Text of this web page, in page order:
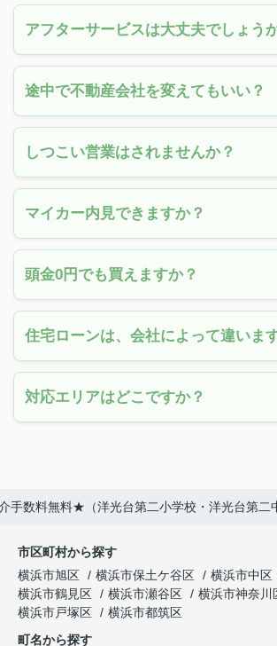
アフターサービスは大丈夫でしょう
途中で不動産会社を変えてもいい？
しつこい営業はされませんか？
マイカー内見できますか？
頭金0円でも買えますか？
住宅ローンは、会社によって違いま
対応エリアはどこですか？
数料無料★（洋光台第二小学校・洋光台第二
市区町村から探す
横浜市旭区
横浜市保土ケ谷区 横浜市中区
横浜市鶴見区
横浜市瀬谷区 横浜市神奈川
横浜市戸塚区
横浜市都筑区
町名から探す